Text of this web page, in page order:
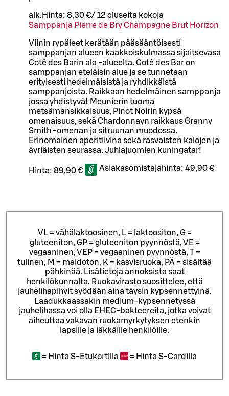
alk. Hinta: 8,30 €/ 12 cl useita kokoja
Samppanja Pierre de Bry Champagne Brut Horizon
Viinin rypäleet kerätään pääsääntöisesti
samppanjan alueen kaakkoiskulmassa sijaitsevasa
Cotê des Barin ala -alueelta. Cotê des Bar on
samppanjan eteläisin alue ja se tunnetaan
erityisesti hedelmäisistä ja ryhdikkäistä
samppanjoista. Raikkaan hedelmäinen samppanja
jossa yhdistyvät Meunierin tuoma
metsämansikkaisuus, Pinot Noirin kypsä
omenaisuus, sekä Chardonnayn raikkaus Granny
Smith -omenan ja sitruunan muodossa.
Erinomainen aperitiivina sekä rasvaisten kalojen ja
äyriäisten seurassa. Juhlajuomien kuningatar!
Hinta: 89,90 € Asiakasomistajahinta: 49,90 €
VL = vähälaktoosinen, L = laktoositon, G =
gluteeniton, GP = gluteeniton pyynnöstä, VE =
vegaaninen, VEP = vegaaninen pyynnöstä, T =
tulinen, M = maidoton, K = kasvisruoka, PÄ = sisältää
pähkinää. Lisätietoja annoksista saat
henkilökunnalta. Ruokavirasto suosittelee, että
jauhelihapihvit syödään aina täysin kypsennettyinä.
Laadukkaassakin medium-kypsennetyssä
jauhelihassa voi olla EHEC-bakteereita, jotka voivat
aiheuttaa vakavan ruokamyrkytyksen etenkin
lapsille ja iäkkäille henkilöille.
= Hinta S-Etukortilla = Hinta S-Cardilla